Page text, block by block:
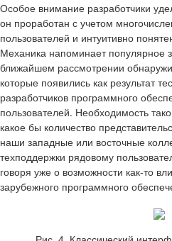
Особое внимание разработчики
он проработан с учетом
пользователей и интуитивно
Механика напоминает популярное
ближайшем рассмотрении
которые появились как результат
разработчиков программного
пользователей. Необходимость
какое бы количество
наши западные или восточные
техподдержки рядовому
говоря уже о возможности как-то
зарубежного программного